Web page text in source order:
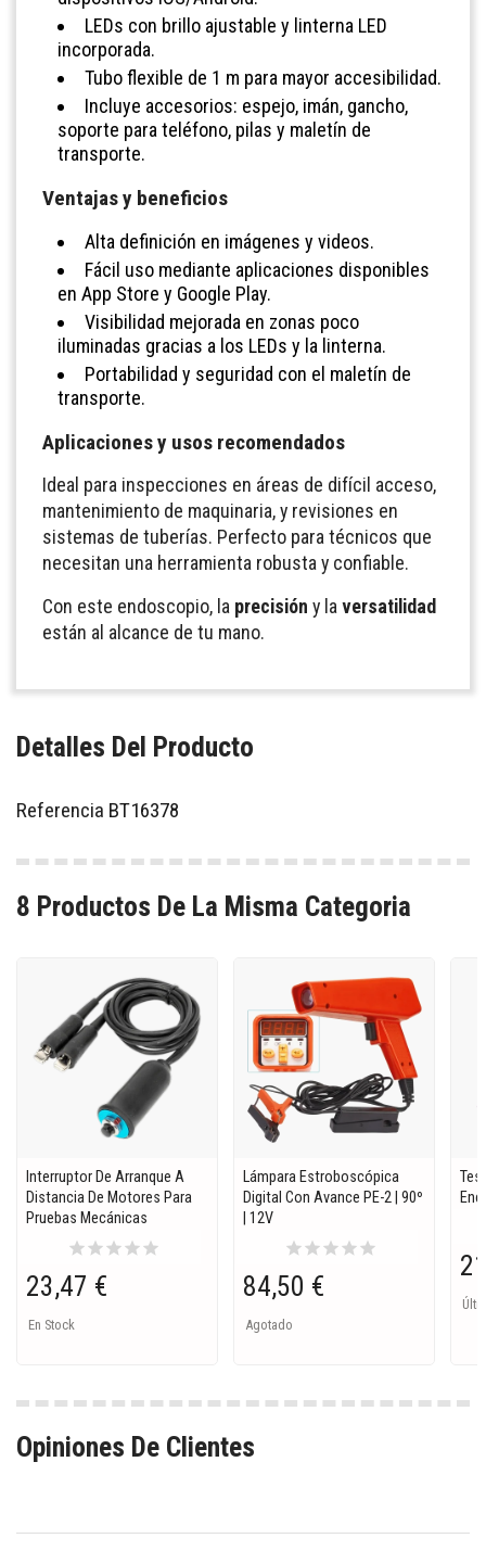
LEDs con brillo ajustable y linterna LED
incorporada.
Tubo flexible de 1 m para mayor accesibilidad.
Incluye accesorios: espejo, imán, gancho,
soporte para teléfono, pilas y maletín de
transporte.
Ventajas y beneficios
Alta definición en imágenes y videos.
Fácil uso mediante aplicaciones disponibles
en App Store y Google Play.
Visibilidad mejorada en zonas poco
iluminadas gracias a los LEDs y la linterna.
Portabilidad y seguridad con el maletín de
transporte.
Aplicaciones y usos recomendados
Ideal para inspecciones en áreas de difícil acceso,
mantenimiento de maquinaria, y revisiones en
sistemas de tuberías. Perfecto para técnicos que
necesitan una herramienta robusta y confiable.
Con este endoscopio, la precisión y la versatilidad
están al alcance de tu mano.
Detalles Del Producto
Referencia BT16378
8 Productos De La Misma Categoria
Interruptor De Arranque A
Distancia De Motores Para
Pruebas Mecánicas
starstarstarstarstar
23,47 €
En Stock
Lámpara Estroboscópica
Digital Con Avance PE-2 | 90º
| 12V
starstarstarstarstar
84,50 €
Agotado
Opiniones De Clientes